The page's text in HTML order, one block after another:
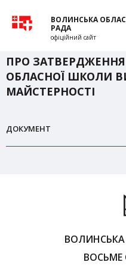
ВОЛИНСЬКА
РАДА
офіційний сайт
ПРО
ОБЛАСНОЇ ШКОЛИ
МАЙСТЕРНОСТІ
ДОКУМЕНТ
ВОСЬМЕ